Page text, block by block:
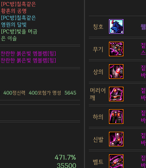
[PC방]칠흑같은
황혼의 공명
[PC방]칠흑같은
영원의 달빛
[PC방]빛을 머금
은 이슬
찬란한 붉은빛 엠블렘[힘]
찬란한 붉은빛 엠블렘[힘]
400정신력 400모험가 명성 5645
471.7%
35500
칭호
무기
상의
머리어
깨
하의
신발
벨트